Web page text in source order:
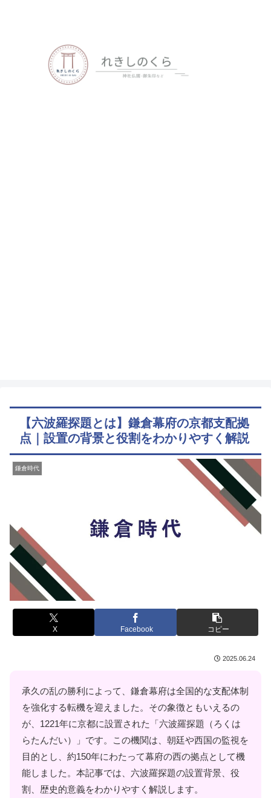
【六波羅探題とは】鎌倉幕府の京都支配拠
点｜設置の背景と役割をわかりやすく解説
鎌倉時代
X Facebook コピー
2025.06.24
承久の乱の勝利によって、鎌倉幕府は全国的な支配体制
を強化する転機を迎えました。その象徴ともいえるの
が、1221年に京都に設置された「六波羅探題（ろくは
らたんだい）」です。この機関は、朝廷や西国の監視を
目的とし、約150年にわたって幕府の西の拠点として機
能しました。本記事では、六波羅探題の設置背景、役
割、歴史的意義をわかりやすく解説します。